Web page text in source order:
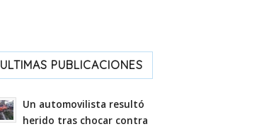
ULTIMAS PUBLICACIONES
Un automovilista resultó
herido tras chocar contra